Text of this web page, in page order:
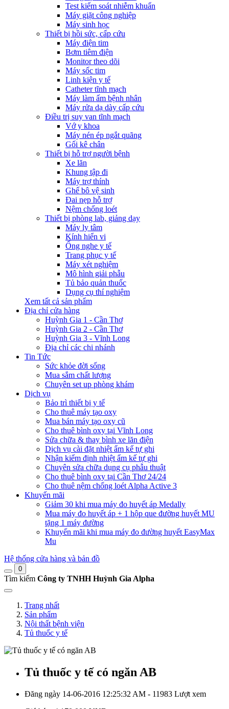
Test kiểm soát nhiễm khuẩn
Máy giặt công nghiệp
Máy sinh học
Thiết bị hồi sức, cấp cứu
Máy điện tim
Bơm tiêm điện
Monitor theo dõi
Máy sốc tim
Linh kiện y tế
Catheter tĩnh mạch
Máy làm ấm bệnh nhân
Máy rửa dạ dày cấp cứu
Điều trị suy van tĩnh mạch
Vớ y khoa
Máy nén ép ngắt quãng
Gối kê chân
Thiết bị hỗ trợ người bệnh
Xe lăn
Khung tập đi
Máy trợ thính
Ghế bô vệ sinh
Đai nẹp hỗ trợ
Nệm chống loét
Thiết bị phòng lab, giảng dạy
Máy ly tâm
Kính hiển vi
Ống nghe y tế
Trang phục y tế
Máy xét nghiệm
Mô hình giải phẫu
Tủ bảo quản thuốc
Dụng cụ thí nghiệm
Xem tất cả sản phẩm
Địa chỉ cửa hàng
Huỳnh Gia 1 - Cần Thơ
Huỳnh Gia 2 - Cần Thơ
Huỳnh Gia 3 - Vĩnh Long
Địa chỉ các chi nhánh
Tin Tức
Sức khỏe đời sống
Mua sắm chất lượng
Chuyên set up phòng khám
Dịch vụ
Bảo trì thiết bị y tế
Cho thuê máy tạo oxy
Mua bán máy tạo oxy cũ
Cho thuê bình oxy tại Vĩnh Long
Sửa chữa & thay bình xe lăn điện
Dịch vụ cài đặt nhiệt ẩm kế tự ghi
Nhận kiểm định nhiệt ẩm kế tự ghi
Chuyên sửa chữa dụng cụ phẫu thuật
Cho thuê bình oxy tại Cần Thơ 24/24
Cho thuê nệm chống loét Alpha Active 3
Khuyến mãi
Giảm 30 khi mua máy đo huyết áp Medally
Mua máy đo huyết áp + 1 hộp que đường huyết MU
tặng 1 máy đường
Khuyến mãi khi mua máy đo đường huyết EasyMax
Mu
Hệ thống cửa hàng và bản đồ
0
Tìm kiếm Công ty TNHH Huỳnh Gia Alpha
Trang nhất
Sản phẩm
Nội thất bệnh viện
Tủ thuốc y tế
Tủ thuốc y tế có ngăn AB
Đăng ngày 14-06-2016 12:25:32 AM - 11983 Lượt xem